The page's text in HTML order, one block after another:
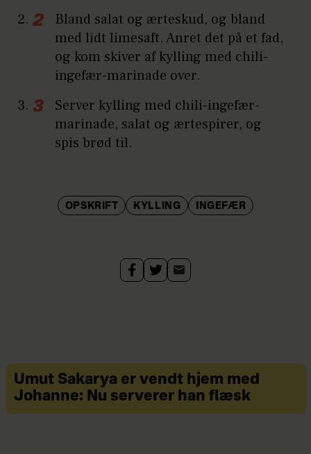
Bland salat og ærteskud, og bland
med lidt limesaft. Anret det på et fad,
og kom skiver af kylling med chili-
ingefær-marinade over.
Server kylling med chili-ingefær-
marinade, salat og ærtespirer, og
spis brød til.
OPSKRIFT KYLLING INGEFÆR
Umut Sakarya er vendt hjem med
Johanne: Nu serverer han flæsk